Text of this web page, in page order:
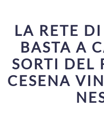
LA RETE
BASTA A
SORTI DEL
CESENA